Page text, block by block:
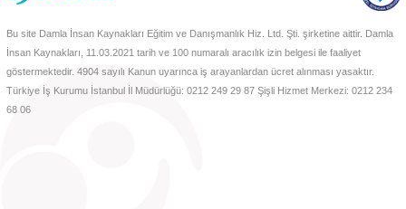
Bu site Damla İnsan Kaynakları Eğitim ve Danışmanlık Hiz. Ltd. Şti. şirketine aittir. Damla
İnsan Kaynakları, 11.03.2021 tarih ve 100 numaralı aracılık izin belgesi ile faaliyet
göstermektedir. 4904 sayılı Kanun uyarınca iş arayanlardan ücret alınması yasaktır.
Türkiye İş Kurumu İstanbul İl Müdürlüğü: 0212 249 29 87 Şişli Hizmet Merkezi: 0212 234
68 06